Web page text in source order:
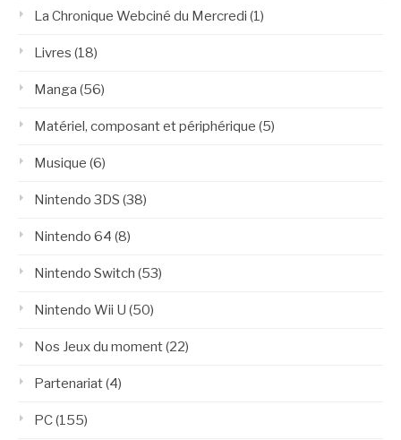
La Chronique Webciné du Mercredi (1)
Livres (18)
Manga (56)
Matériel, composant et périphérique (5)
Musique (6)
Nintendo 3DS (38)
Nintendo 64 (8)
Nintendo Switch (53)
Nintendo Wii U (50)
Nos Jeux du moment(22)
Partenariat(4)
PC(155)